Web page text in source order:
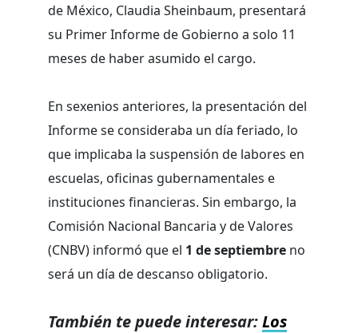
de México, Claudia Sheinbaum, presentará
su Primer Informe de Gobierno a solo 11
meses de haber asumido el cargo.
En sexenios anteriores, la presentación del
Informe se consideraba un día feriado, lo
que implicaba la suspensión de labores en
escuelas, oficinas gubernamentales e
instituciones financieras. Sin embargo, la
Comisión Nacional Bancaria y de Valores
(CNBV) informó que el 1 de septiembre no
será un día de descanso obligatorio.
También te puede interesar:Los